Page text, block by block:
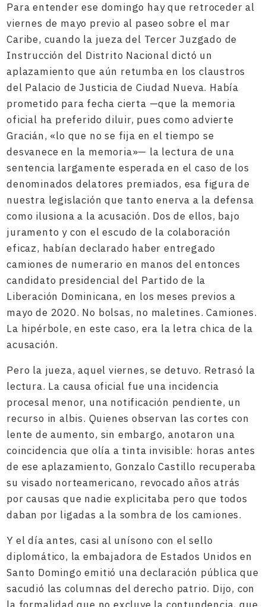
Para entender ese domingo hay que retroceder al
viernes de mayo previo al paseo sobre el mar
Caribe, cuando la jueza del Tercer Juzgado de
Instrucción del Distrito Nacional dictó un
aplazamiento que aún retumba en los claustros
del Palacio de Justicia de Ciudad Nueva. Había
prometido para fecha cierta —que la memoria
oficial ha preferido diluir, pues como advierte
Gracián, «lo que no se fija en el tiempo se
desvanece en la memoria»— la lectura de una
sentencia largamente esperada en el caso de los
denominados delatores premiados, esa figura de
nuestra legislación que tanto enerva a la defensa
como ilusiona a la acusación. Dos de ellos, bajo
juramento y con el escudo de la colaboración
eficaz, habían declarado haber entregado
camiones de numerario en manos del entonces
candidato presidencial del Partido de la
Liberación Dominicana, en los meses previos a
mayo de 2020. No bolsas, no maletines. Camiones.
La hipérbole, en este caso, era la letra chica de la
acusación.
Pero la jueza, aquel viernes, se detuvo. Retrasó la
lectura. La causa oficial fue una incidencia
procesal menor, una notificación pendiente, un
recurso in albis. Quienes observan las cortes con
lente de aumento, sin embargo, anotaron una
coincidencia que olía a tinta invisible: horas antes
de ese aplazamiento, Gonzalo Castillo recuperaba
su visado norteamericano, revocado años atrás
por causas que nadie explicitaba pero que todos
daban por ligadas a la sombra de los camiones.
Y el día antes, casi al unísono con el sello
diplomático, la embajadora de Estados Unidos en
Santo Domingo emitió una declaración pública que
sacudió las columnas del derecho patrio. Dijo, con